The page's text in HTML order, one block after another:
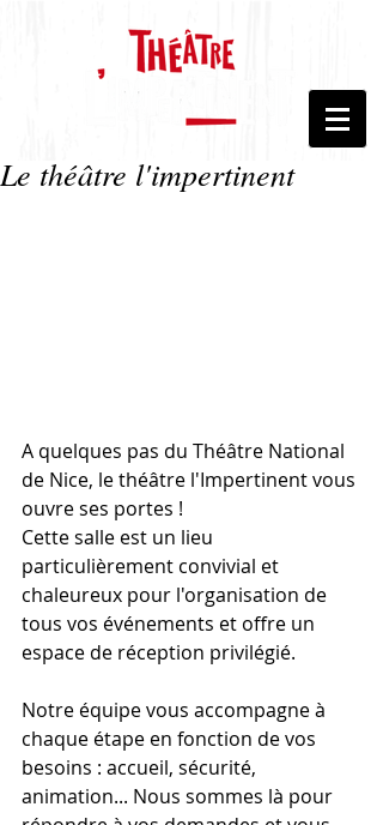
Le théâtre l'impertinent
A quelques pas du Théâtre National
de Nice, le théâtre l'Impertinent vous
ouvre ses portes !
Cette salle est un lieu
particulièrement convivial et
chaleureux pour l'organisation de
tous vos événements et offre un
espace de réception privilégié.
Notre équipe vous accompagne à
chaque étape en fonction de vos
besoins : accueil, sécurité,
animation... Nous sommes là pour